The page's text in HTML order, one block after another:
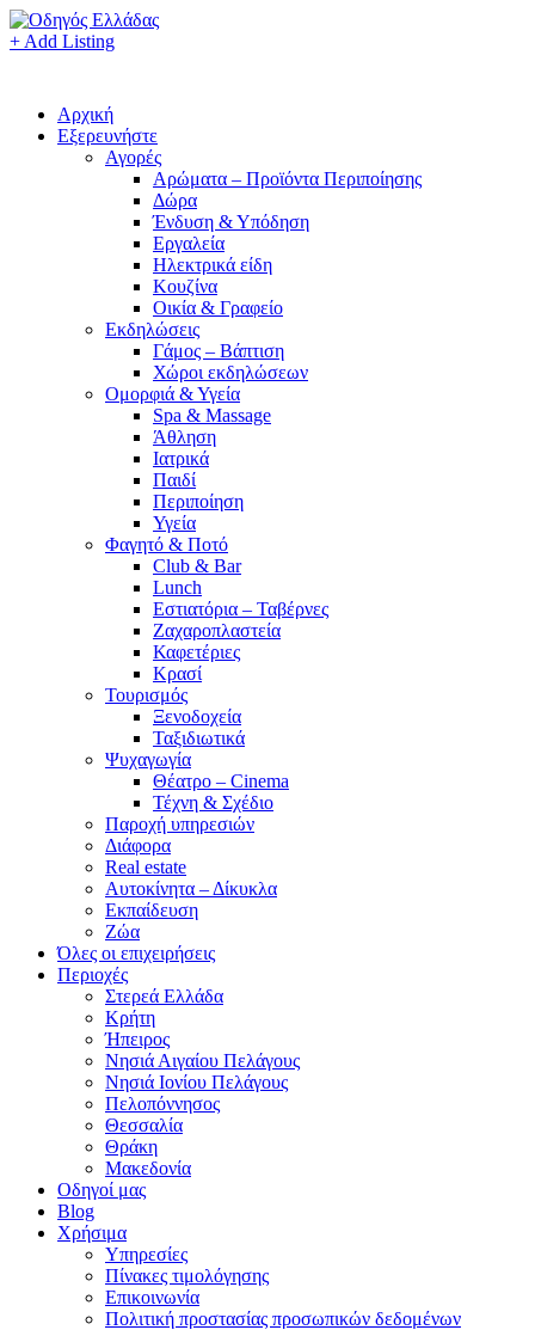
+ Add Listing
Αρχική
Εξερευνήστε
Αγορές
Αρώματα – Προϊόντα Περιποίησης
Δώρα
Ένδυση & Υπόδηση
Εργαλεία
Ηλεκτρικά είδη
Κουζίνα
Οικία & Γραφείο
Εκδηλώσεις
Γάμος – Βάπτιση
Χώροι εκδηλώσεων
Ομορφιά & Υγεία
Spa & Massage
Άθληση
Ιατρικά
Παιδί
Περιποίηση
Υγεία
Φαγητό & Ποτό
Club & Bar
Lunch
Εστιατόρια – Ταβέρνες
Ζαχαροπλαστεία
Καφετέριες
Κρασί
Τουρισμός
Ξενοδοχεία
Ταξιδιωτικά
Ψυχαγωγία
Θέατρο – Cinema
Τέχνη & Σχέδιο
Παροχή υπηρεσιών
Διάφορα
Real estate
Αυτοκίνητα – Δίκυκλα
Εκπαίδευση
Ζώα
Όλες οι επιχειρήσεις
Περιοχές
Στερεά Ελλάδα
Κρήτη
Ήπειρος
Νησιά Αιγαίου Πελάγους
Νησιά Ιονίου Πελάγους
Πελοπόννησος
Θεσσαλία
Θράκη
Μακεδονία
Οδηγοί μας
Blog
Χρήσιμα
Υπηρεσίες
Πίνακες τιμολόγησης
Επικοινωνία
Πολιτική προστασίας προσωπικών δεδομένων